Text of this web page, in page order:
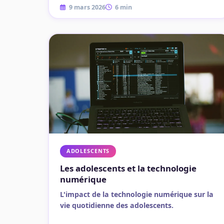
9 mars 2026 6 min
ADOLESCENTS
Les adolescents et la technologie
numérique
L'impact de la technologie numérique sur la
vie quotidienne des adolescents.